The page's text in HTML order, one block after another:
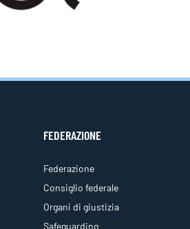
FEDERAZIONE
Federazione
Consiglio federale
Organi di giustizia
Safeguarding